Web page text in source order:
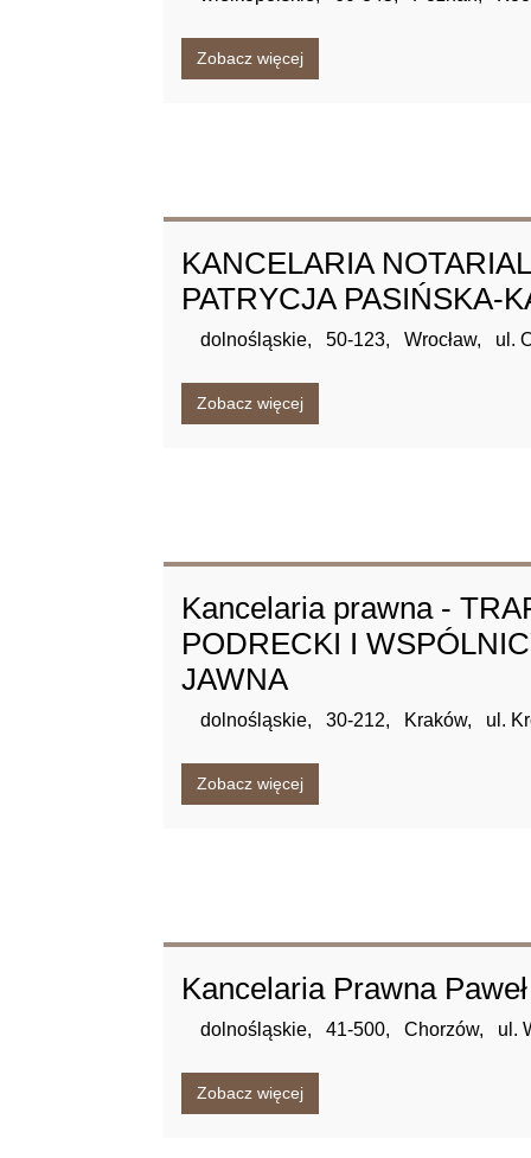
Zobacz więcej
KANCELARIA
PATRYCJA PASIŃSKA-
dolnośląskie, 50-123, Wrocław, ul.
Zobacz więcej
Kancelaria prawna -
PODRECKI I
JAWNA
dolnośląskie, 30-212, Kraków, ul.
Zobacz więcej
Kancelaria Prawna
dolnośląskie, 41-500, Chorzów, ul.
Zobacz więcej